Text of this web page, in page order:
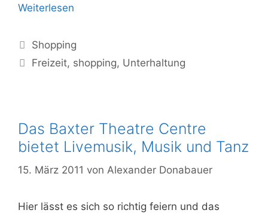
Weiterlesen
Einkaufskomfort
ohne
Kategorien
Shopping
Schlagwörter
Freizeit, shopping, Unterhaltung
Das Baxter Theatre Centre
bietet Livemusik, Musik und Tanz
15. März 2011 von Alexander Donabauer
Hier lässt es sich so richtig feiern und das